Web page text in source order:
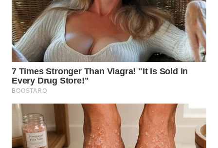
TANGERANG
WN
BINJAI
WN
CIREBON
INDRAMAYU
WN